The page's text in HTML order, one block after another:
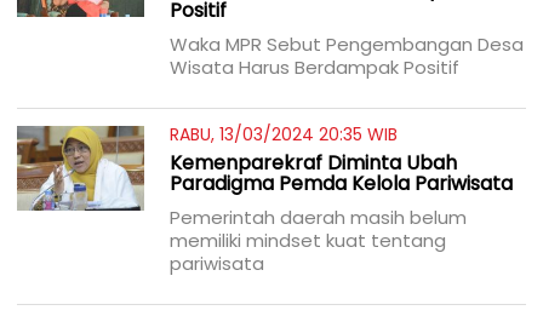
Positif
Waka MPR Sebut Pengembangan Desa
Wisata Harus Berdampak Positif
RABU, 13/03/2024 20:35 WIB
Kemenparekraf Diminta Ubah
Paradigma Pemda Kelola Pariwisata
Pemerintah daerah masih belum
memiliki mindset kuat tentang
pariwisata